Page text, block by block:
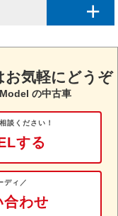
お気軽にどうぞ
の中古車
談ください！
する
ディ／
わせ